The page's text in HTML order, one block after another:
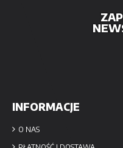
INFORMACJE
O NAS